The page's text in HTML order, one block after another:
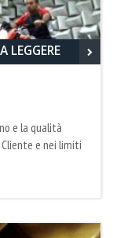
LEGGERE
e la qualità
e nei limiti